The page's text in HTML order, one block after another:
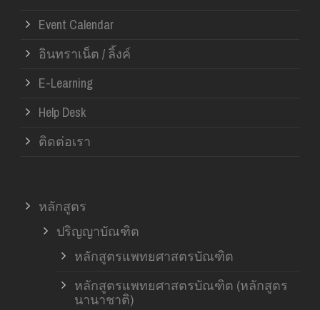
Event Calendar
อินทราเน็ต / ลิ้งค์
E-Learning
Help Desk
ติดต่อเรา
หลักสูตร
ปริญญาบัณฑิต
หลักสูตรแพทยศาสตรบัณฑิต
หลักสูตรแพทยศาสตรบัณฑิต (หลักสูตร
นานาชาติ)